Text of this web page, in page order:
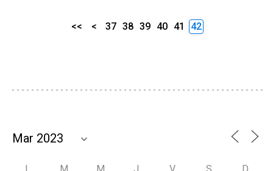
<< < 37 38 39 40 41 42